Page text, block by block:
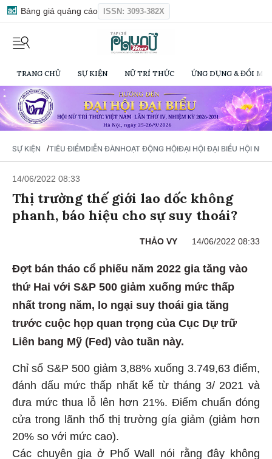
Bảng giá quảng cáo ISSN: 3093-382X
TRANG CHỦ SỰ KIỆN NỮ TRÍ THỨC ỨNG DỤNG & ĐỔI
SỰ KIỆN /TIÊU ĐIỂMDIỄN ĐÀNHOẠT ĐỘNG HỘIĐẠI HỘI ĐẠI BIỂU HỘI NỮ
14/06/2022 08:33
Thị trường thế giới lao dốc không
phanh, báo hiệu cho sự suy thoái?
THẢO VY 14/06/2022 08:33
Đợt bán tháo cổ phiếu năm 2022 gia tăng vào
thứ Hai với S&P 500 giảm xuống mức thấp
nhất trong năm, lo ngại suy thoái gia tăng
trước cuộc họp quan trọng của Cục Dự trữ
Liên bang Mỹ (Fed) vào tuần này.
Chỉ số S&P 500 giảm 3,88% xuống 3.749,63 điểm,
đánh dấu mức thấp nhất kể từ tháng 3/ 2021 và
đưa mức thua lỗ lên hơn 21%. Điểm chuẩn đóng
cửa trong lãnh thổ thị trường gía giảm (giảm hơn
20% so với mức cao).
Các chuyên gia ở Phố Wall nói rằng đây không